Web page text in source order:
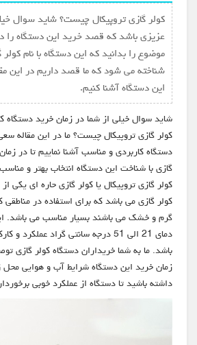
کولر گازی تروپیکال چیست؟ شاید سوال
عزیزی باشد که قصد خرید این دستگاه را
موضوع را بدانید که این دستگاه با نام کولر
شناخته می شود که ما قصد داریم در این
این دستگاه آشنا کنیم.
شاید سوال خیلی از شما در زمان خرید دستگاه
کولر گازی تروپیکال چیست؟ ما در این مقاله
دستگاه کاربردی و مناسب آشنا نماییم تا در
گازی با شناخت این دستگاه انتخاب بهتر و
کولر گازی تروپیکال یا کولر گازی حاره ای یکی
کولر گازی می باشد که برای استفاده در
گرم و خشک می باشند بسیار مناسب می باشد.
دمای 21 الی 51 درجه سانتی گراد
باشد. ما به شما خریداران دستگاه کولر گازی
زمان خرید این دستگاه شرایط آب و هوایی
داشته باشید تا دستگاه از عملکرد خوبی